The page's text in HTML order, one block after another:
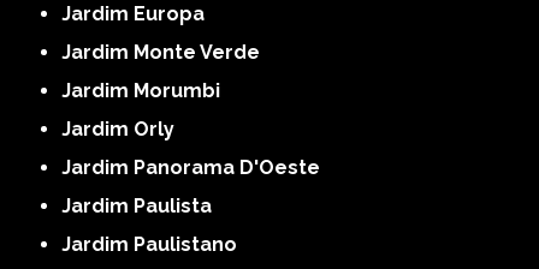
Jardim Europa
Jardim Monte Verde
Jardim Morumbi
Jardim Orly
Jardim Panorama D'Oeste
Jardim Paulista
Jardim Paulistano